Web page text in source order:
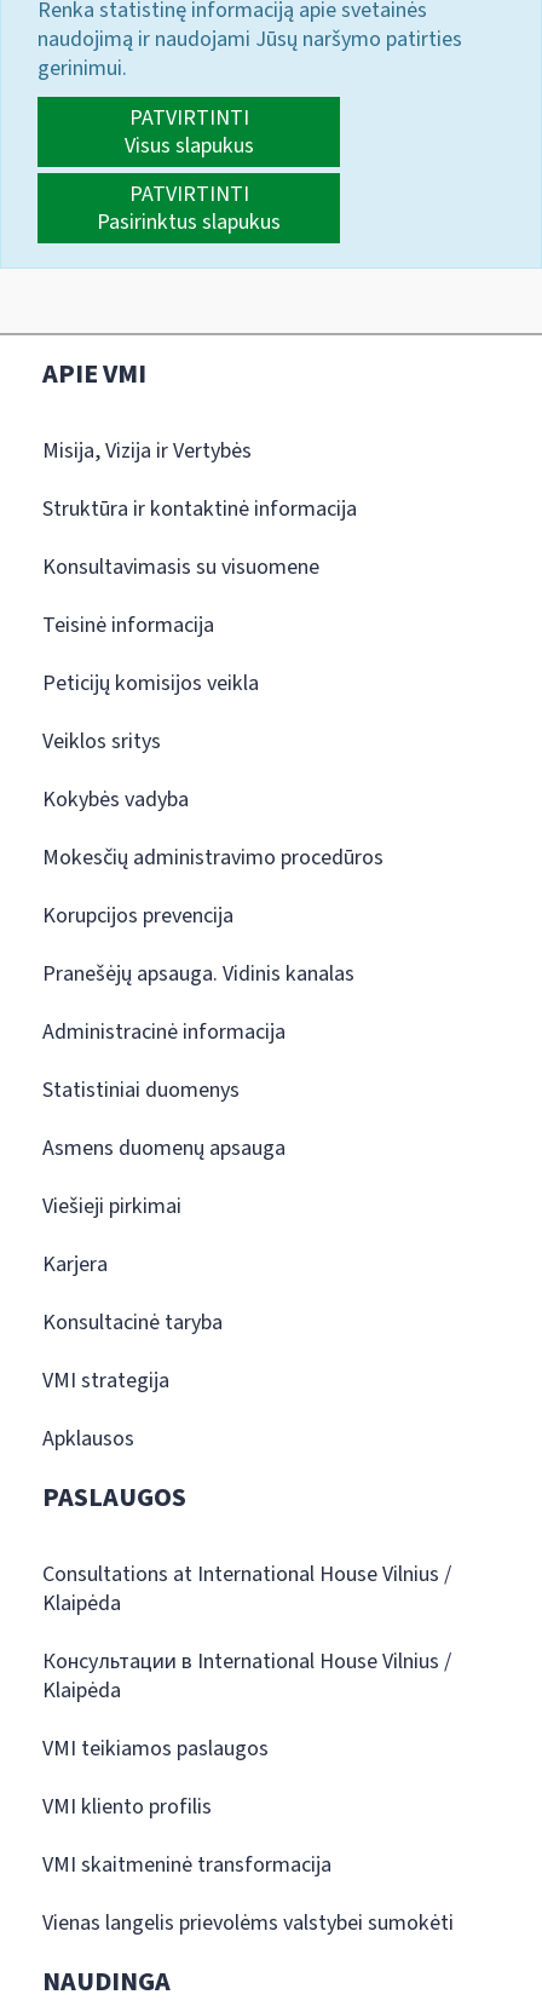
Renka statistinę informaciją apie svetainės
naudojimą ir naudojami Jūsų naršymo patirties
gerinimui.
PATVIRTINTI
Visus slapukus
PATVIRTINTI
Pasirinktus slapukus
APIE VMI
Misija, Vizija ir Vertybės
Struktūra ir kontaktinė informacija
Konsultavimasis su visuomene
Teisinė informacija
Peticijų komisijos veikla
Veiklos sritys
Kokybės vadyba
Mokesčių administravimo procedūros
Korupcijos prevencija
Pranešėjų apsauga. Vidinis kanalas
Administracinė informacija
Statistiniai duomenys
Asmens duomenų apsauga
Viešieji pirkimai
Karjera
Konsultacinė taryba
VMI strategija
Apklausos
PASLAUGOS
Consultations at International House Vilnius /
Klaipėda
Консультации в International House Vilnius /
Klaipėda
VMI teikiamos paslaugos
VMI kliento profilis
VMI skaitmeninė transformacija
Vienas langelis prievolėms valstybei sumokėti
NAUDINGA